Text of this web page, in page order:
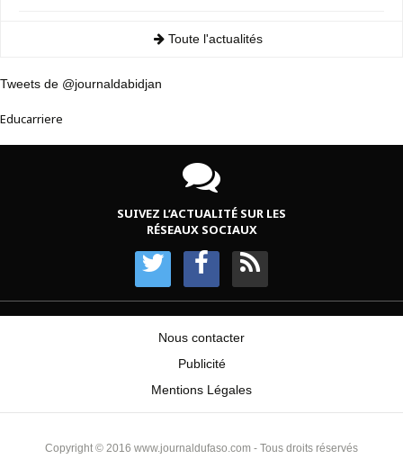
Toute l'actualités
Tweets de @journaldabidjan
Educarriere
SUIVEZ L’ACTUALITÉ SUR LES
RÉSEAUX SOCIAUX
Nous contacter
Publicité
Mentions Légales
Copyright © 2016 www.journaldufaso.com - Tous droits réservés